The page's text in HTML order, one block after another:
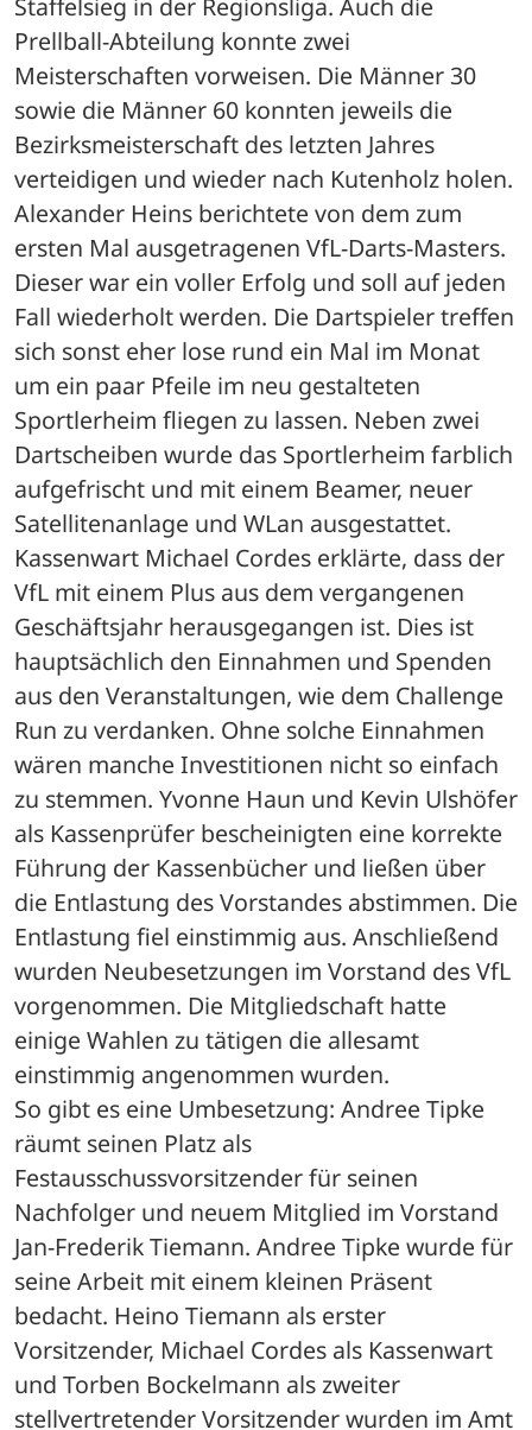
Prellball-Abteilung konnte zwei
Meisterschaften vorweisen. Die Männer 30
sowie die Männer 60 konnten jeweils die
Bezirksmeisterschaft des letzten Jahres
verteidigen und wieder nach Kutenholz holen.
Alexander Heins berichtete von dem zum
ersten Mal ausgetragenen VfL-Darts-Masters.
Dieser war ein voller Erfolg und soll auf jeden
Fall wiederholt werden. Die Dartspieler treffen
sich sonst eher lose rund ein Mal im Monat
um ein paar Pfeile im neu gestalteten
Sportlerheim fliegen zu lassen. Neben zwei
Dartscheiben wurde das Sportlerheim farblich
aufgefrischt und mit einem Beamer, neuer
Satellitenanlage und WLan ausgestattet.
Kassenwart Michael Cordes erklärte, dass der
VfL mit einem Plus aus dem vergangenen
Geschäftsjahr herausgegangen ist. Dies ist
hauptsächlich den Einnahmen und Spenden
aus den Veranstaltungen, wie dem Challenge
Run zu verdanken. Ohne solche Einnahmen
wären manche Investitionen nicht so einfach
zu stemmen. Yvonne Haun und Kevin Ulshöfer
als Kassenprüfer bescheinigten eine korrekte
Führung der Kassenbücher und ließen über
die Entlastung des Vorstandes abstimmen. Die
Entlastung fiel einstimmig aus. Anschließend
wurden Neubesetzungen im Vorstand des VfL
vorgenommen. Die Mitgliedschaft hatte
einige Wahlen zu tätigen die allesamt
einstimmig angenommen wurden.
So gibt es eine Umbesetzung: Andree Tipke
räumt seinen Platz als
Festausschussvorsitzender für seinen
Nachfolger und neuem Mitglied im Vorstand
Jan-Frederik Tiemann. Andree Tipke wurde für
seine Arbeit mit einem kleinen Präsent
bedacht. Heino Tiemann als erster
Vorsitzender, Michael Cordes als Kassenwart
und Torben Bockelmann als zweiter
stellvertretender Vorsitzender wurden im Amt